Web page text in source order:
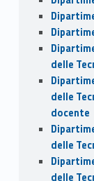
delle
delle
docente
delle
delle